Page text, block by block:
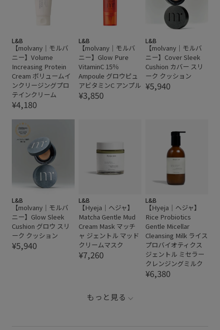
L&B
【molvany｜モルバ
ニー】Volume
Increasing Protein
Cream ボリュームイ
ンクリージングプロ
テインクリーム
¥4,180
L&B
【molvany｜モルバ
ニー】Glow Pure
VitaminC 15％
Ampoule グロウピュ
アビタミンC アンプル
¥3,850
L&B
【molvany｜モルバ
ニー】Cover Sleek
Cushion カバー スリ
ーク クッション
¥5,940
L&B
【molvany｜モルバ
ニー】Glow Sleek
Cushion グロウ スリ
ーク クッション
¥5,940
L&B
【Hyeja｜ヘジャ】
Matcha Gentle Mud
Cream Mask マッチ
ャ ジェントル マッド
クリームマスク
¥7,260
L&B
【Hyeja｜ヘジャ】
Rice Probiotics
Gentle Micellar
Cleansing Milk ライス
プロバイオティクス
ジェントル ミセラー
クレンジングミルク
¥6,380
もっと見る